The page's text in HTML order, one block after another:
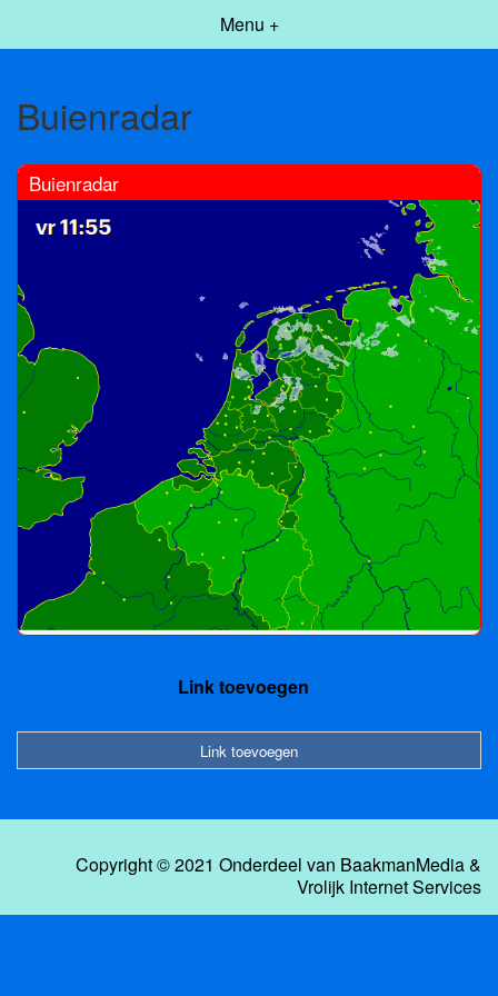
Menu +
Buienradar
Buienradar
Link toevoegen
Link toevoegen
Copyright © 2021 Onderdeel van BaakmanMedia&
Vrolijk Internet Services